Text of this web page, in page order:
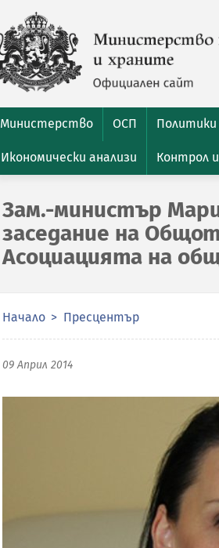
Министерство ОСП Политики
Икономически анализи Контрол
Зам.-министър
заседание на
Асоциацията на
Начало Пресцентър
09 Април 2014